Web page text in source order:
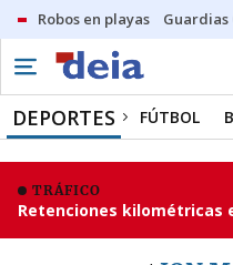
Robos en playas Guardias
DEPORTES FÚTBOL
TRÁFICO
Retenciones kilométricas